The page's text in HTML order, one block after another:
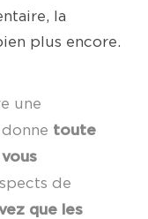
la
plus encore.
une
toute
de
que les